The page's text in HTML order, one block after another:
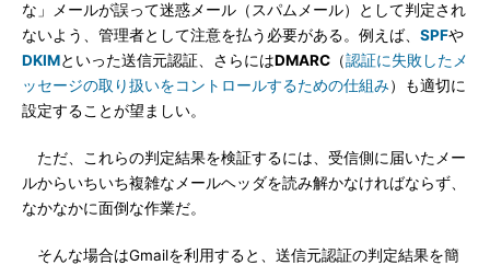
な」メールが誤って迷惑メール（スパムメール）として判定され
ないよう、管理者として注意を払う必要がある。例えば、 SPFや
DKIMといった送信元認証、さらにはDMARC （認証に失敗したメ
ッセージの取り扱いをコントロールするための仕組み）も適切に
設定することが望ましい。
ただ、これらの判定結果を検証するには、受信側に届いたメー
ルからいちいち複雑なメールヘッダを読み解かなければならず、
なかなかに面倒な作業だ。
そんな場合はGmailを利用すると、送信元認証の判定結果を簡